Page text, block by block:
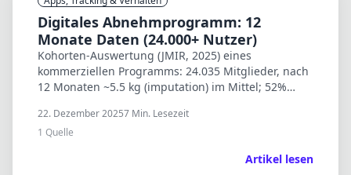
Digitales Abnehmprogramm: 12
Monate Daten (24.000+ Nutzer)
Kohorten-Auswertung (JMIR, 2025) eines
kommerziellen Programms: 24.035 Mitglieder, nach
12 Monaten ~5.5 kg (imputation) im Mittel; 52%
korreliert mit Erfolg.
22. Dezember 20257 Min. Lesezeit
1 Quelle
Artikel lesen